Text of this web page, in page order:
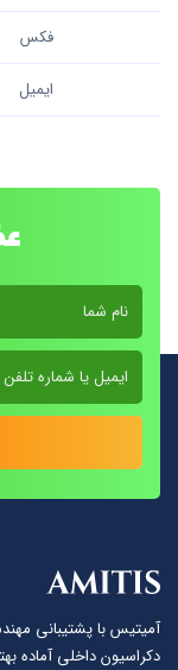
فکس
ایمیل
آمیتیس با پشتيبانى
دكراسيون داخلى آماده